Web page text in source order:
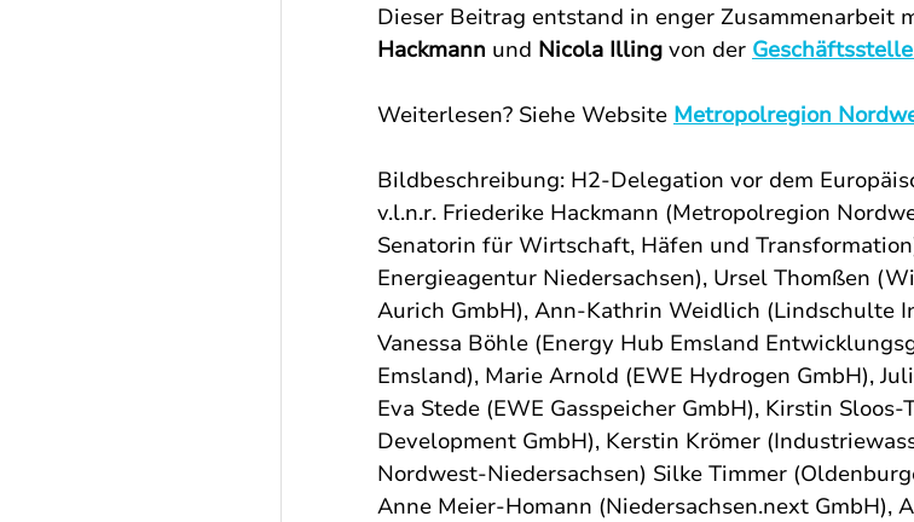
Dieser Beitrag entstand in enger Zusammenarbeit
Hackmann und Nicola Illing von der
Weiterlesen? Siehe Website Metropolregion
Bildbeschreibung: H2-Delegation vor dem
v.l.n.r. Friederike Hackmann (Metropolregion
Senatorin für Wirtschaft, Häfen und
Energieagentur Niedersachsen), Ursel Thomßen
Aurich GmbH), Ann-Kathrin Weidlich (Lindschulte
Vanessa Böhle (Energy Hub Emsland
Emsland), Marie Arnold (EWE Hydrogen GmbH),
Eva Stede (EWE Gasspeicher GmbH), Kirstin
Development GmbH), Kerstin Krömer
Nordwest-Niedersachsen) Silke Timmer
Anne Meier-Homann (Niedersachsen.next GmbH),